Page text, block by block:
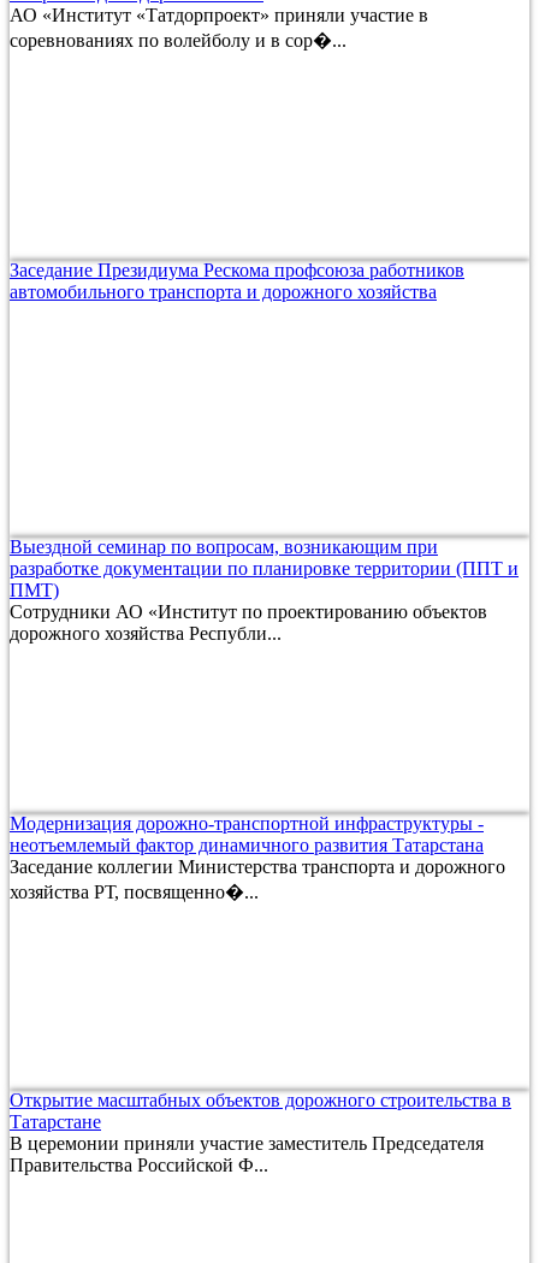
АО «Институт «Татдорпроект» приняли участие в
соревнованиях по волейболу и в сор�...
Заседание Президиума Рескома профсоюза работников
автомобильного транспорта и дорожного хозяйства
Выездной семинар по вопросам, возникающим при
разработке документации по планировке территории (ППТ и
ПМТ)
Сотрудники АО «Институт по проектированию объектов
дорожного хозяйства Республи...
Модернизация дорожно-транспортной инфраструктуры -
неотъемлемый фактор динамичного развития Татарстана
Заседание коллегии Министерства транспорта и дорожного
хозяйства РТ, посвященно�...
Открытие масштабных объектов дорожного строительства в
Татарстане
В церемонии приняли участие заместитель Председателя
Правительства Российской Ф...